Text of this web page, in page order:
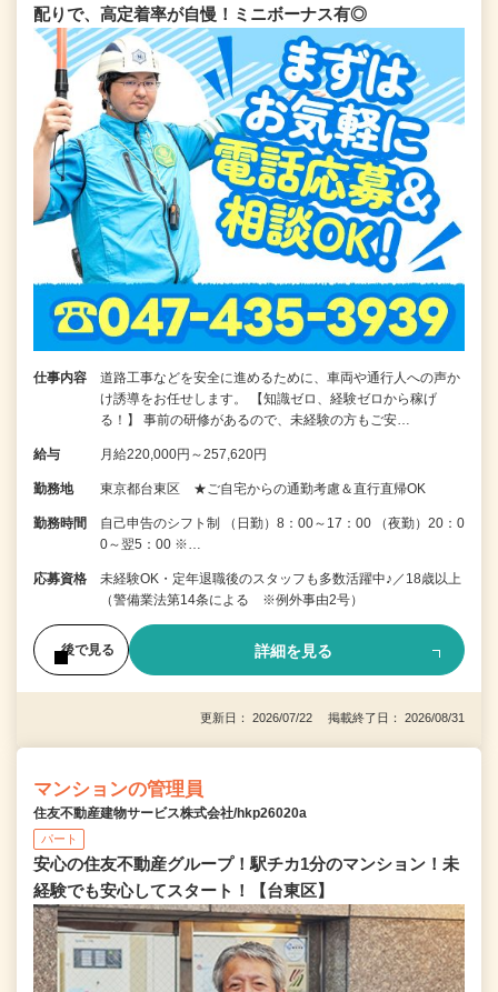
配りで、高定着率が自慢！ミニボーナス有◎
仕事内容
道路工事などを安全に進めるために、車両や通行人への声か
け誘導をお任せします。 【知識ゼロ、経験ゼロから稼げ
る！】 事前の研修があるので、未経験の方もご安…
給与 月給220,000円～257,620円
勤務地 東京都台東区 ★ご自宅からの通勤考慮＆直行直帰OK
勤務時間
自己申告のシフト制 （日勤）8：00～17：00 （夜勤）20：0
0～翌5：00 ※…
応募資格
未経験OK・定年退職後のスタッフも多数活躍中♪／18歳以上
（警備業法第14条による ※例外事由2号）
後で見る 詳細を見る
更新日： 2026/07/22 掲載終了日： 2026/08/31
マンションの管理員
住友不動産建物サービス株式会社/hkp26020a
パート
安心の住友不動産グループ！駅チカ1分のマンション！未
経験でも安心してスタート！【台東区】